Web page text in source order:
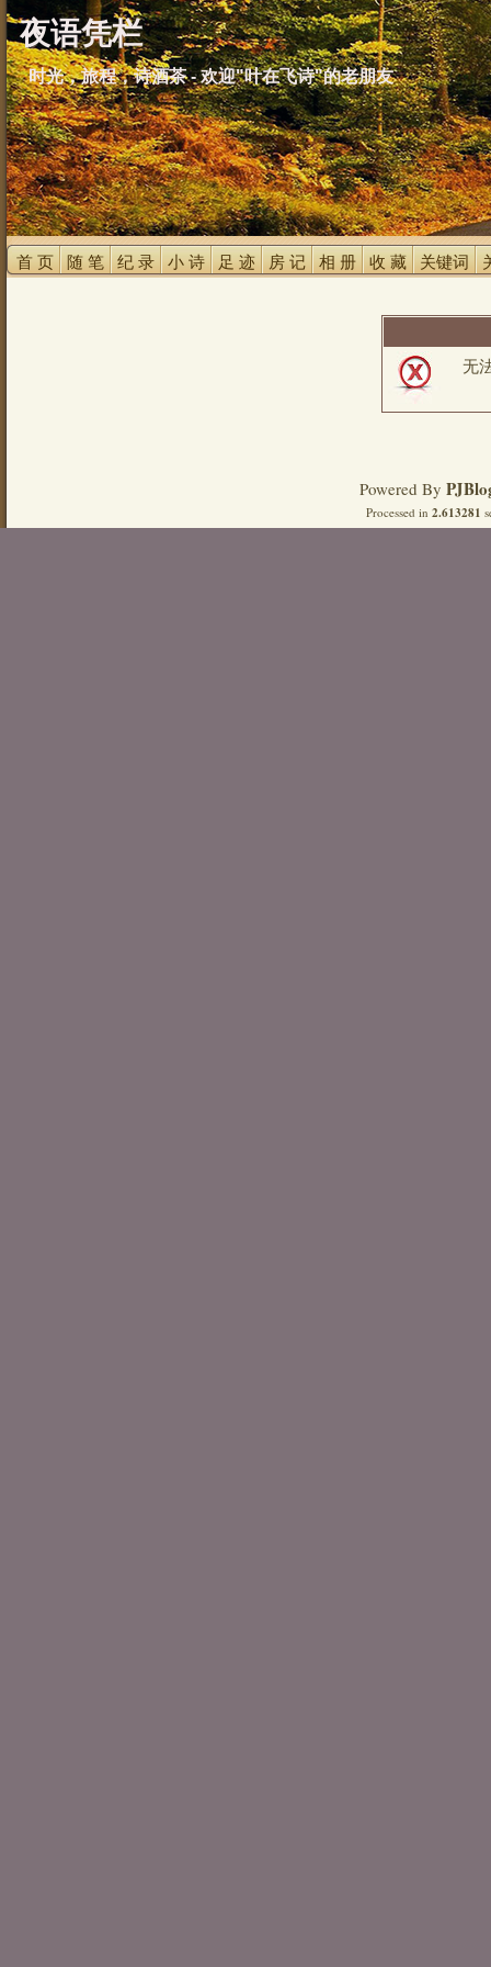
夜语凭栏
时光，旅程，诗酒茶 - 欢迎"叶在飞诗"的老朋友
首 页 随 笔 纪 录 小 诗 足 迹 房 记 相 册 收 藏 关键词
无
Powered By
Processed in 2.613281